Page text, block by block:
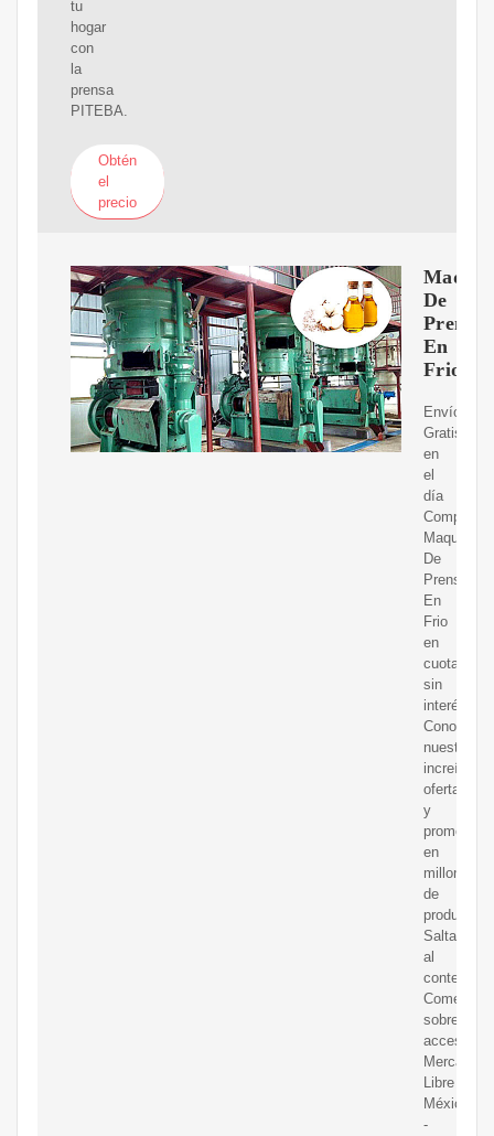
tu
hogar
con
la
prensa
PITEBA.
Obtén
el
precio
De
En
Frio
Envíos
Gratis
en
el
día
Compre
Maquina
De
Prensado
En
Frio
en
cuotas
sin
interés!
Conozca
nuestras
increíbles
ofertas
y
en
millones
de
productos.
Saltar
al
contenido
Comentar
sobre
Mercado
Libre
México
-